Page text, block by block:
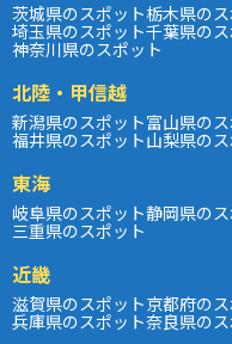
茨城県のスポット栃木県の
埼玉県のスポット千葉県の
神奈川県のスポット
北陸・甲信越
新潟県のスポット富山県の
福井県のスポット山梨県の
東海
岐阜県のスポット静岡県の
三重県のスポット
近畿
滋賀県のスポット京都府の
兵庫県のスポット奈良県の